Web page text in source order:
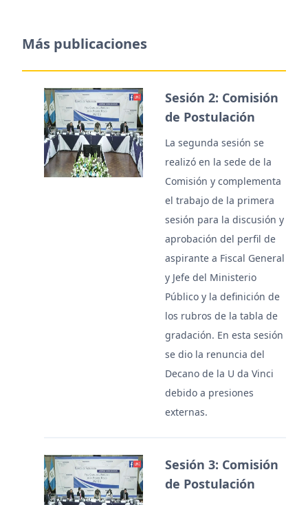
Más publicaciones
Sesión 2: Comisión
de Postulación
La segunda sesión se
realizó en la sede de la
Comisión y complementa
el trabajo de la primera
sesión para la discusión y
aprobación del perfil de
aspirante a Fiscal General
y Jefe del Ministerio
Público y la definición de
los rubros de la tabla de
gradación. En esta sesión
se dio la renuncia del
Decano de la U da Vinci
debido a presiones
externas.
Sesión 3: Comisión
de Postulación